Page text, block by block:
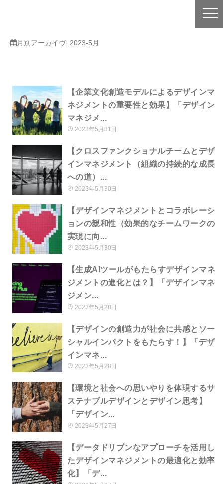
月別アーカイヴ: 2023-5月
【企業文化創造モデルによるデザインマ
ネジメントの重要性と効果】「デザイン
マネジメ...
2023年5月31日
【クロスファンクショナルチームとデザ
インマネジメント（組織の持続的な成長
への道）...
2023年5月30日
【デザインマネジメントとコラボレーシ
ョンの親和性（効果的なチームワークの
実現に向...
2023年5月30日
【生成AIツールがもたらすデザインマネ
ジメントの進化とは？】「デザインマネ
ジメン...
2023年5月28日
【デザインの創造力が社会に共感とソー
シャルインパクトをもたらす！】「デザ
インマネ...
2023年5月28日
【環境と社会への思いやりを体現するサ
ステナブルデザインとデザイン思考】
「デザイン...
2023年5月27日
【データドリブンなアプローチを活用し
たデザインマネジメントの最適化と効率
化】「デ...